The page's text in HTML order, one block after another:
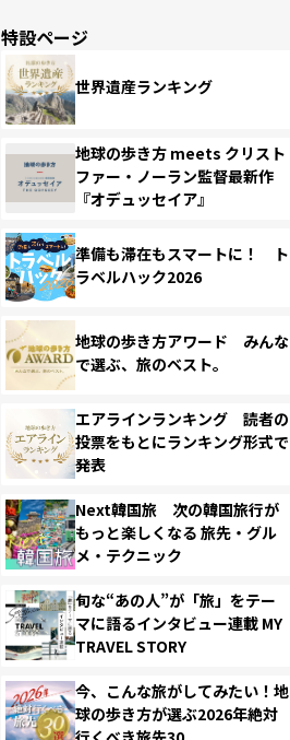
特設ページ
世界遺産ランキング
地球の歩き方 meets クリスト
ファー・ノーラン監督最新作
『オデュッセイア』
準備も滞在もスマートに！ ト
ラベルハック2026
地球の歩き方アワード みんな
で選ぶ、旅のベスト。
エアラインランキング 読者の
投票をもとにランキング形式で
発表
Next韓国旅 次の韓国旅行が
もっと楽しくなる 旅先・グル
メ・テクニック
旬な“あの人”が「旅」をテー
マに語るインタビュー連載 MY
TRAVEL STORY
今、こんな旅がしてみたい！地
球の歩き方が選ぶ2026年絶対